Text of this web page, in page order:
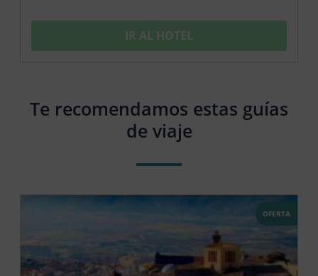
IR AL HOTEL
Te recomendamos estas guías
de viaje
OFERTA